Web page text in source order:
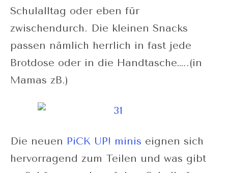
Schulalltag oder eben für
zwischendurch. Die kleinen Snacks
passen nämlich herrlich in fast jede
Brotdose oder in die Handtasche…..(in
Mamas zB.)
Die neuen PiCK UP! minis eignen sich
hervorragend zum Teilen und was gibt